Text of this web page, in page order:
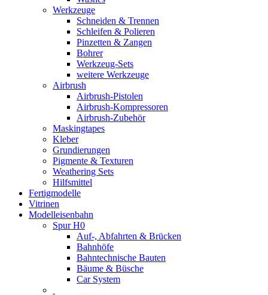
Werkzeuge
Schneiden & Trennen
Schleifen & Polieren
Pinzetten & Zangen
Bohrer
Werkzeug-Sets
weitere Werkzeuge
Airbrush
Airbrush-Pistolen
Airbrush-Kompressoren
Airbrush-Zubehör
Maskingtapes
Kleber
Grundierungen
Pigmente & Texturen
Weathering Sets
Hilfsmittel
Fertigmodelle
Vitrinen
Modelleisenbahn
Spur H0
Auf-, Abfahrten & Brücken
Bahnhöfe
Bahntechnische Bauten
Bäume & Büsche
Car System